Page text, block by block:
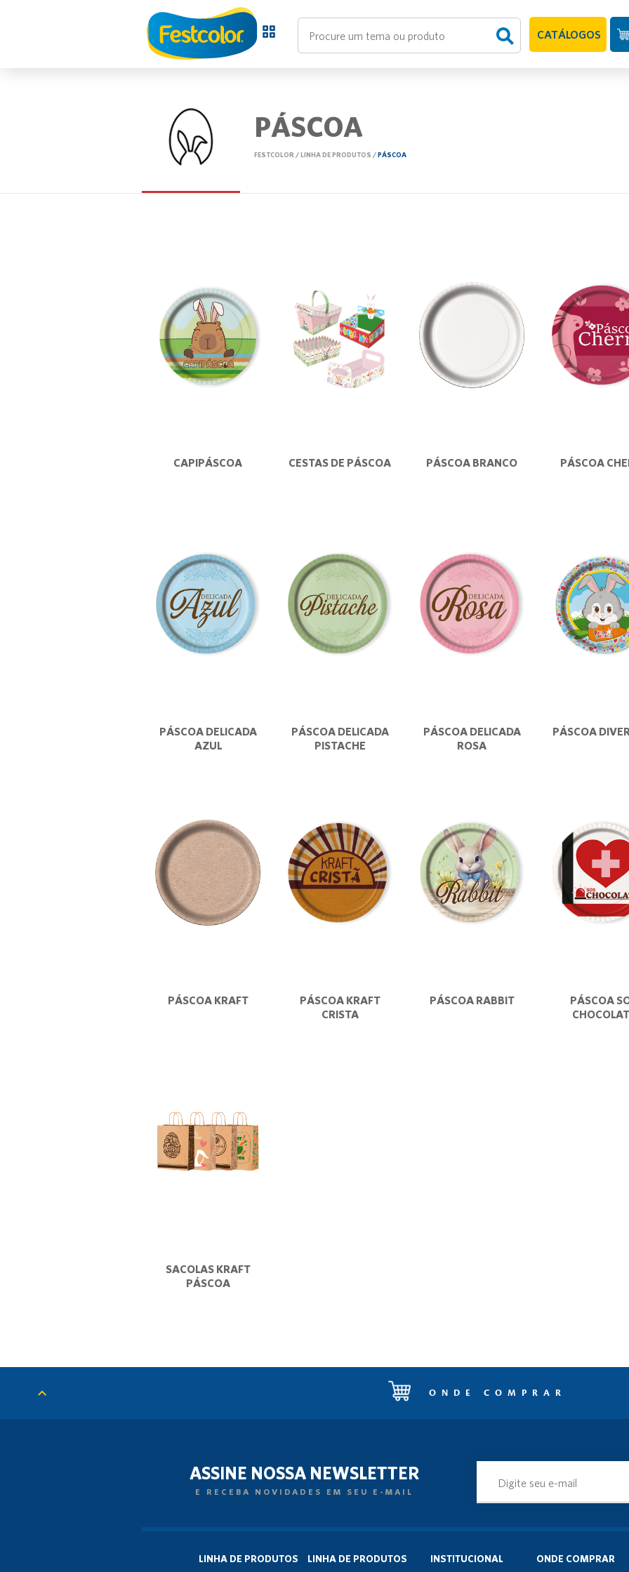
CATÁLOGOS
PÁSCOA
FESTCOLOR /LINHA DE PRODUTOS /PÁSCOA
CAPIPÁSCOA CESTAS DE PÁSCOA PÁSCOA BRANCO PÁSCOA
PÁSCOA DELICADA
AZUL
PÁSCOA DELICADA
PISTACHE
PÁSCOA DELICADA
ROSA
PÁSCOA
PÁSCOA KRAFT
PÁSCOA KRAFT
CRISTA
PÁSCOA RABBIT
PÁSCOA
SACOLAS KRAFT
PÁSCOA
ONDE COMPRAR
ASSINE NOSSA NEWSLETTER
E RECEBA NOVIDADES EM SEU E-MAIL
LINHA DE PRODUTOS LINHA DE PRODUTOS INSTITUCIONAL ONDE COMPRAR